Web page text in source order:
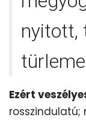
nyitott,
Ezért
rosszindulatú;